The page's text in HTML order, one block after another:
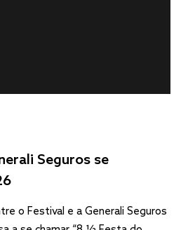
Seguros se
o Festival e a Generali Seguros